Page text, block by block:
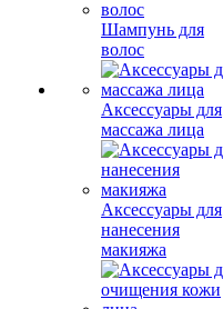
Шампунь для
волос
Аксессуары для
массажа лица
Аксессуары для
нанесения
макияжа